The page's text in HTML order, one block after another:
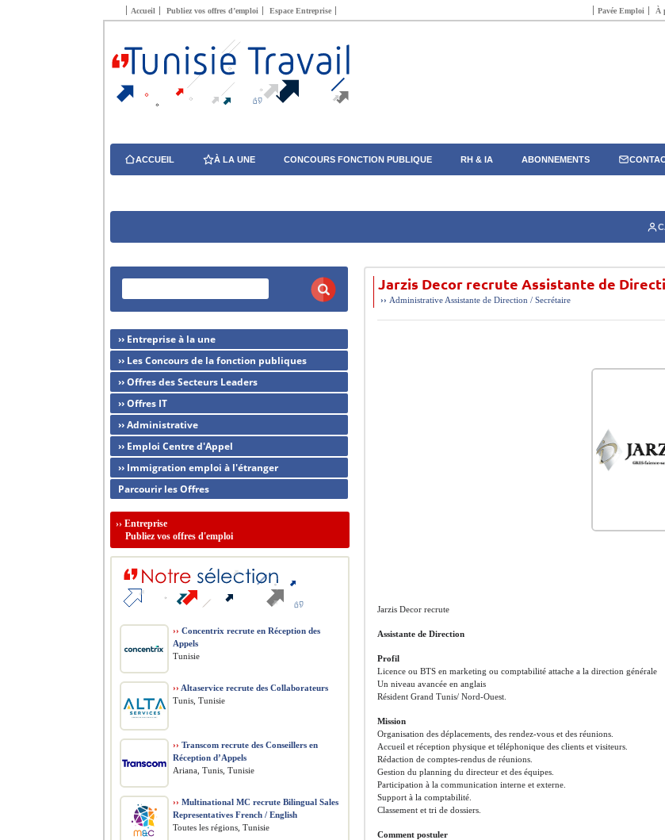
Accueil Publiez vos offres d’emploi Espace Entreprise Pavée Emploi À
ACCUEIL À LA UNE CONCOURS FONCTION PUBLIQUE RH & IA ABONNEMENTS
Jarzis Decor recrute Assistante de
›› Administrative Assistante de Direction / Secrétaire
Jarzis Decor recrute
Assistante de Direction
Profil
Licence ou BTS en marketing ou comptabilité attache a la direction générale
Un niveau avancée en anglais
Résident Grand Tunis/ Nord-Ouest.
Mission
Organisation des déplacements, des rendez-vous et des réunions.
Accueil et réception physique et téléphonique des clients et visiteurs.
Rédaction de comptes-rendus de réunions.
Gestion du planning du directeur et des équipes.
Participation à la communication interne et externe.
Support à la comptabilité.
Classement et tri de dossiers.
Comment postuler
›› Entreprise à la une
›› Les Concours de la fonction publiques
›› Offres des Secteurs Leaders
›› Offres IT
›› Administrative
›› Emploi Centre d'Appel
›› Immigration emploi à l'étranger
Parcourir les Offres
›› Entreprise
Publiez vos offres d'emploi
›› Concentrix recrute en Réception des
Appels
Tunisie
›› Altaservice recrute des Collaborateurs
Tunis, Tunisie
›› Transcom recrute des Conseillers en
Réception d’Appels
Ariana, Tunis, Tunisie
›› Multinational MC recrute Bilingual Sales
Representatives French / English
Toutes les régions, Tunisie